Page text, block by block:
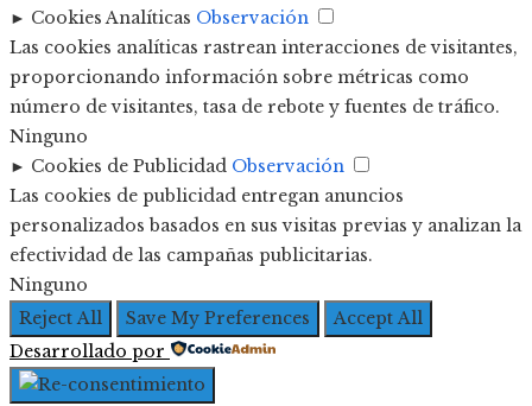
► Cookies Analíticas Observación
Las cookies analíticas rastrean interacciones de visitantes,
proporcionando información sobre métricas como
número de visitantes, tasa de rebote y fuentes de tráfico.
Ninguno
► Cookies de Publicidad Observación
Las cookies de publicidad entregan anuncios
personalizados basados en sus visitas previas y analizan la
efectividad de las campañas publicitarias.
Ninguno
Reject All
Save My Preferences
Accept All
Desarrollado por